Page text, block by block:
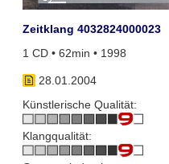
Zeitklang 4032824000023
1 CD • 62min • 1998
28.01.2004
Künstlerische Qualität:
Klangqualität: